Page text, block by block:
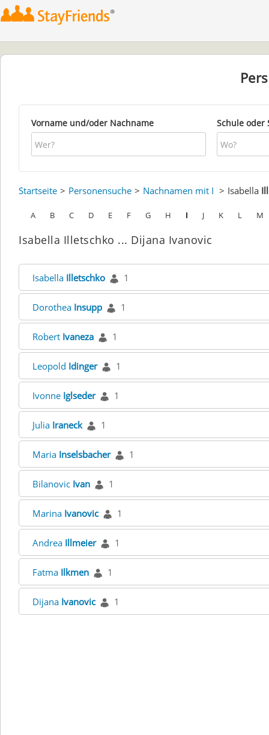
Vorname und/oder Nachname Schule oder
Startseite Personensuche Nachnamen mit I Isabella
A B C D E F G H I J K L M
Isabella Illetschko ... Dijana Ivanovic
Isabella Illetschko 1
Dorothea Insupp 1
Robert Ivaneza 1
Leopold Idinger 1
Ivonne Iglseder 1
Julia Iraneck 1
Maria Inselsbacher 1
Bilanovic Ivan 1
Marina Ivanovic 1
Andrea Illmeier 1
Fatma Ilkmen 1
Dijana Ivanovic 1